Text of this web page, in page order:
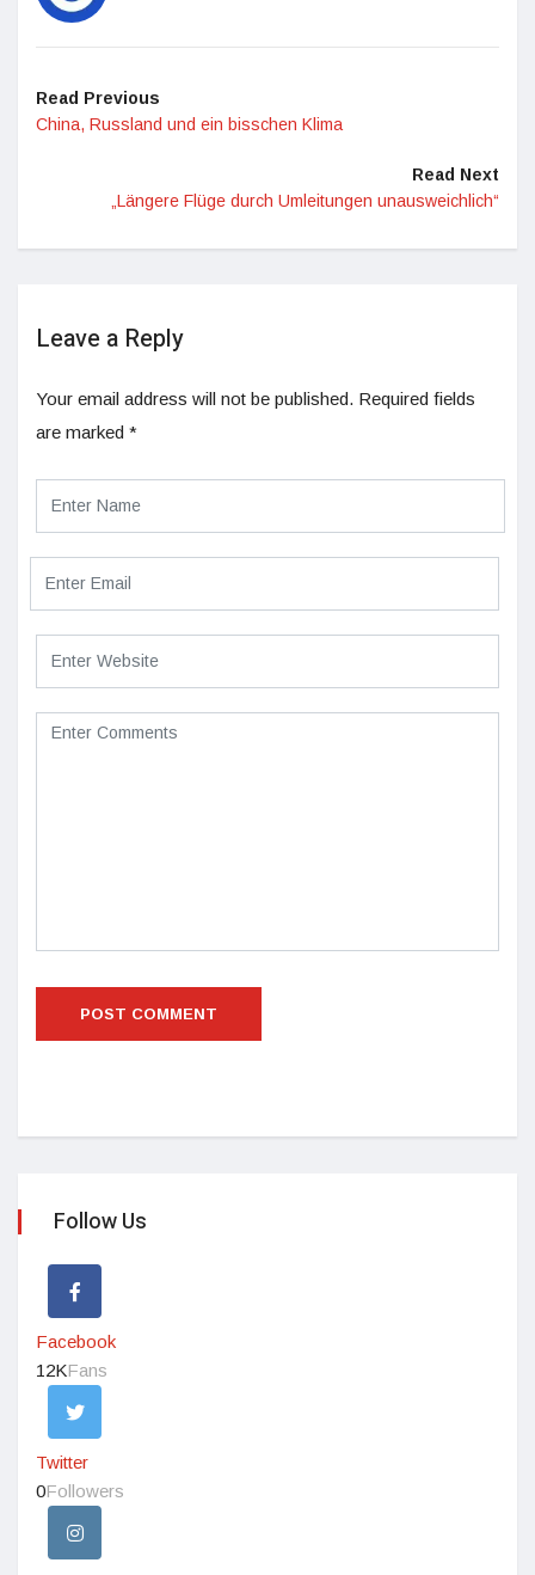
Read Previous
China, Russland und ein bisschen Klima
Read Next
„Längere Flüge durch Umleitungen unausweichlich“
Leave a Reply
Your email address will not be published. Required fields
are marked *
Follow Us
Facebook
12KFans
Twitter
0Followers